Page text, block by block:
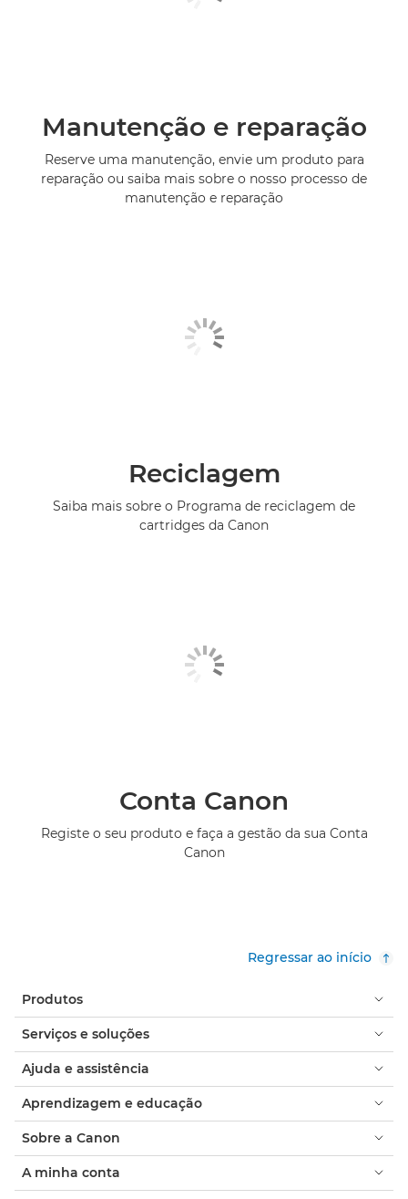
Manutenção e reparação
Reserve uma manutenção, envie um produto para
reparação ou saiba mais sobre o nosso processo de
manutenção e reparação
Reciclagem
Saiba mais sobre o Programa de reciclagem de
cartridges da Canon
Conta Canon
Registe o seu produto e faça a gestão da sua Conta
Canon
Regressar ao início
Produtos
Serviços e soluções
Ajuda e assistência
Aprendizagem e educação
Sobre a Canon
A minha conta